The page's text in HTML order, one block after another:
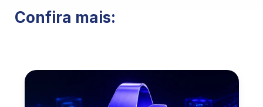
Confira mais: